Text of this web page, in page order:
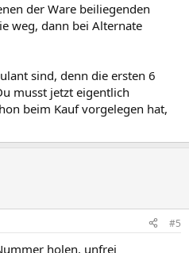
der Ware beiliegenden
weg, dann bei Alternate
sind, denn die ersten 6
musst jetzt eigentlich
beim Kauf vorgelegen hat,
#5
holen, unfrei